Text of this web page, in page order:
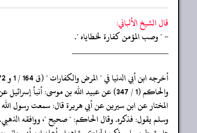
قال الشيخ الألباني:
- " وصب المؤمن كفارة لخطاياه ".
‏‏‏‏_____________________
‏‏‏‏أخرجه ابن أبي الدنيا في " المرض والكفارات " (ق 164 / 1 و 172 / 1)
‏‏‏‏والحاكم (1 / 347) عن عبيد الله بن موسى: أنبأ إسرائيل عن عبد الله بن
‏‏‏‏المختار عن ابن سيرين عن أبي هريرة قال: سمعت رسول
‏‏‏‏وسلم يقول: فذكره. وقال الحاكم: " صحيح "، ووافقه